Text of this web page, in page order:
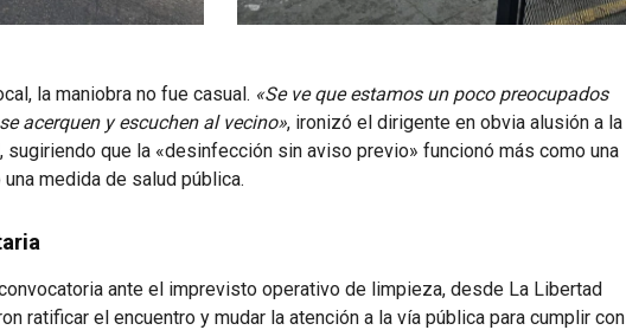
la maniobra no fue casual. «Se ve que estamos un poco preocupados
acerquen y escuchen al vecino», ironizó el dirigente en obvia alusión a la
que la «desinfección sin aviso previo» funcionó más como una
medida de salud pública.
ante el imprevisto operativo de limpieza, desde La Libertad
ratificar el encuentro y mudar la atención a la vía pública para cumplir con